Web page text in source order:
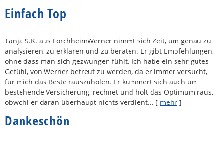
Einfach Top
Tanja S.K. aus ForchheimWerner nimmt sich Zeit, um genau zu
analysieren, zu erklären und zu beraten. Er gibt Empfehlungen,
ohne dass man sich gezwungen fühlt. Ich habe ein sehr gutes
Gefühl, von Werner betreut zu werden, da er immer versucht,
für mich das Beste rauszuholen. Er kümmert sich auch um
bestehende Versicherung, rechnet und holt das Optimum raus,
obwohl er daran überhaupt nichts verdient... [ mehr ]
Dankeschön